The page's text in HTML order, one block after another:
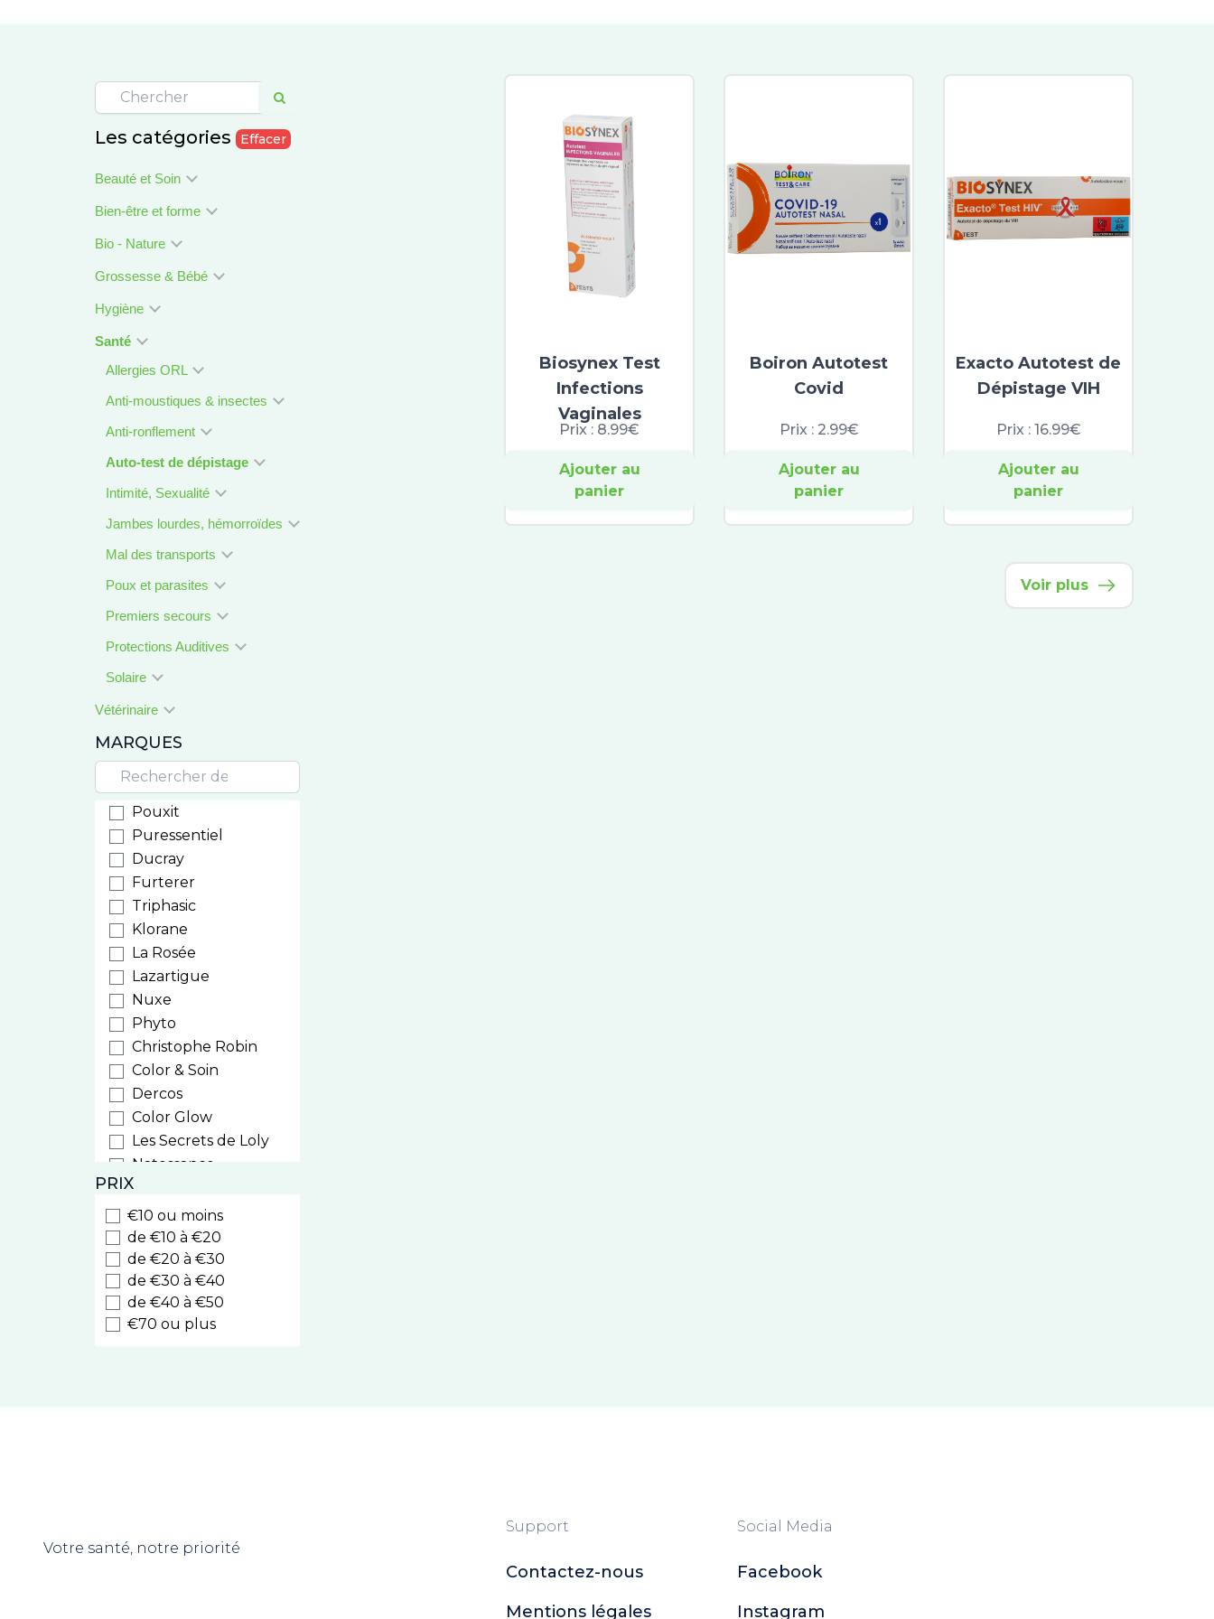
Les catégories Effacer
Beauté et Soin
Bien-être et forme
Bio - Nature
Grossesse & Bébé
Hygiène
Santé
Allergies ORL
Anti-moustiques & insectes
Anti-ronflement
Auto-test de dépistage
Intimité, Sexualité
Jambes lourdes, hémorroïdes
Mal des transports
Poux et parasites
Premiers secours
Protections Auditives
Solaire
Vétérinaire
MARQUES
Pouxit
Puressentiel
Ducray
Furterer
Triphasic
Klorane
La Rosée
Lazartigue
Nuxe
Phyto
Christophe Robin
Color & Soin
Dercos
Color Glow
Les Secrets de Loly
Natessance
Weleda
Biocyte
Luxeol
Style
Cooper
Nodé
Caudalie
Rêve de Miel
PRIX
€10 ou moins
de €10 à €20
de €20 à €30
de €30 à €40
de €40 à €50
€70 ou plus
Biosynex Test
Infections
Vaginales
Prix : 8.99€
Ajouter au
panier
Boiron Autotest
Covid
Prix : 2.99€
Ajouter au
panier
Exacto Autotest de
Dépistage VIH
Prix : 16.99€
Ajouter au
panier
Voir plus
Votre santé, notre priorité
Support
Contactez-nous
Mentions légales
Social Media
Facebook
Instagram